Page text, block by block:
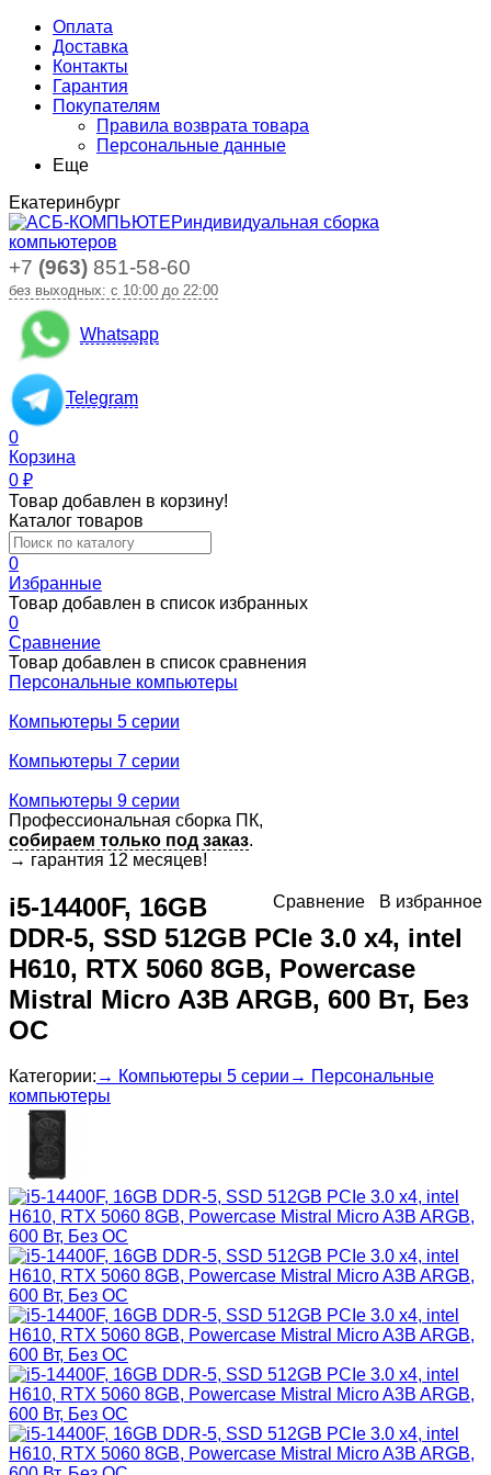
Оплата
Доставка
Контакты
Гарантия
Покупателям
Правила возврата товара
Персональные данные
Еще
Екатеринбург
индивидуальная сборка
компьютеров
+7 (963) 851-58-60
без выходных: с 10:00 до 22:00
Whatsapp
Telegram
0
Корзина
0 ₽
Товар добавлен в корзину!
Каталог товаров
0
Избранные
Товар добавлен в список избранных
0
Сравнение
Товар добавлен в список сравнения
Персональные компьютеры
Компьютеры 5 серии
Компьютеры 7 серии
Компьютеры 9 серии
Профессиональная сборка ПК,
собираем только под заказ.
→ гарантия 12 месяцев!
В избранное
Сравнение
i5-14400F, 16GB
DDR-5, SSD 512GB PCIe 3.0 x4, intel
H610, RTX 5060 8GB, Powercase
Mistral Micro A3B ARGB, 600 Вт, Без
ОС
Категории: → Компьютеры 5 серии → Персональные
компьютеры